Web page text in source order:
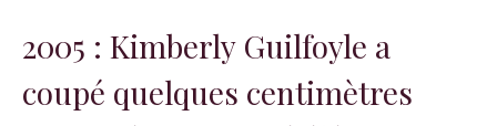
2005 : Kimberly Guilfoyle a
coupé quelques centimètres